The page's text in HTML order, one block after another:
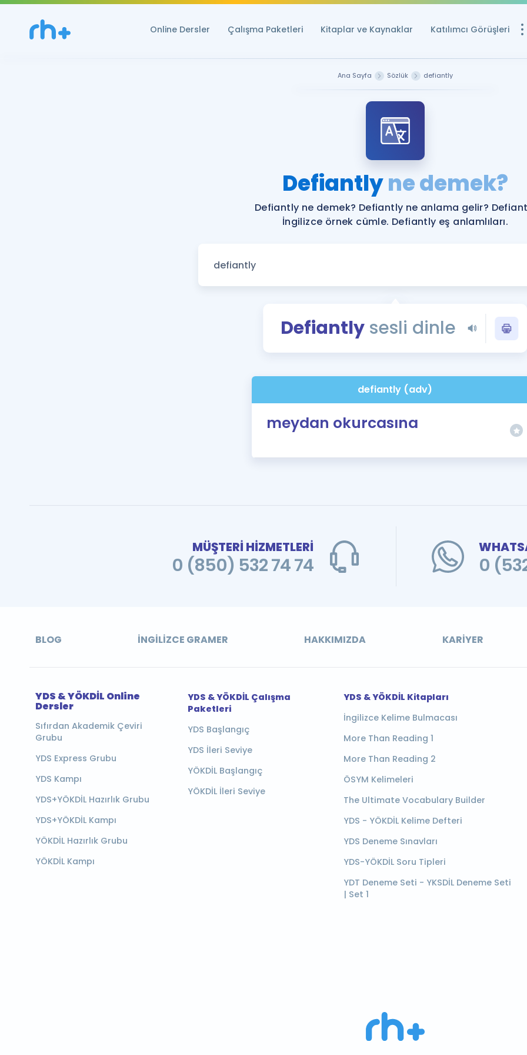
Online Dersler Çalışma Paketleri Kitaplar ve Kaynaklar Katılımcı Görüşleri
YDS ve YÖKDİL
YDS ve YÖKDİL'e
Tüm ÖSYM
YDS - YÖKDİL
İngilizce Gramer
Ana Sayfa Sözlük defiantly
Defiantlyne demek?
Defiantly ne demek? Defiantly ne anlama gelir?
İngilizce örnek cümle. Defiantly eş anlamlıları.
Defiantly sesli dinle
defiantly (adv)
meydan okurcasına
MÜŞTERİ HİZMETLERİ
0 (850) 532 74 74 0
BLOG İNGILIZCE GRAMER HAKKIMIZDA KARIYER
YDS & YÖKDİL Online
Dersler
Sıfırdan Akademik Çeviri
Grubu
YDS Express Grubu
YDS Kampı
YDS+YÖKDİL Hazırlık Grubu
YDS+YÖKDİL Kampı
YÖKDİL Hazırlık Grubu
YÖKDİL Kampı
YDS & YÖKDİL Çalışma
Paketleri
YDS Başlangıç
YDS İleri Seviye
YÖKDİL Başlangıç
YÖKDİL İleri Seviye
YDS & YÖKDİL Kitapları
İngilizce Kelime Bulmacası
More Than Reading 1
More Than Reading 2
ÖSYM Kelimeleri
The Ultimate Vocabulary Builder
YDS - YÖKDİL Kelime Defteri
YDS Deneme Sınavları
YDS-YÖKDİL Soru Tipleri
YDT Deneme Seti - YKSDİL Deneme Seti
| Set 1